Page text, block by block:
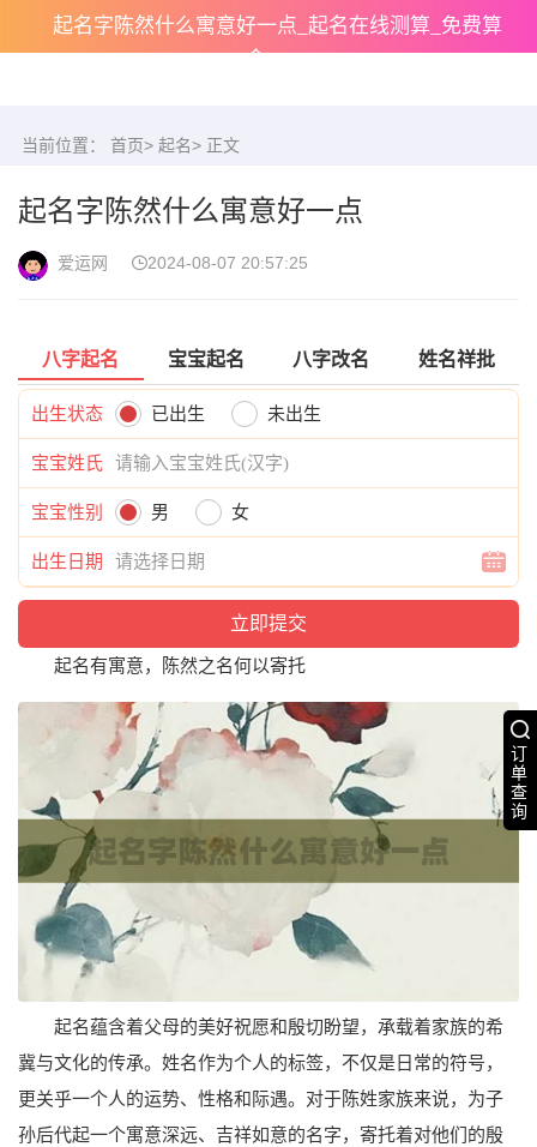
起名字陈然什么寓意好一点_起名在线测算_免费算
命
订
单
查
询
当前位置： 首页> 起名> 正文
起名字陈然什么寓意好一点
爱运网 2024-08-07 20:57:25
八字起名 宝宝起名 八字改名 姓名祥批
出生状态 已出生 未出生
宝宝姓氏
宝宝性别 男 女
出生日期
起名有寓意，陈然之名何以寄托
起名蕴含着父母的美好祝愿和殷切盼望，承载着家族的希
冀与文化的传承。姓名作为个人的标签，不仅是日常的符号，
更关乎一个人的运势、性格和际遇。对于陈姓家族来说，为子
孙后代起一个寓意深远、吉祥如意的名字，寄托着对他们的殷